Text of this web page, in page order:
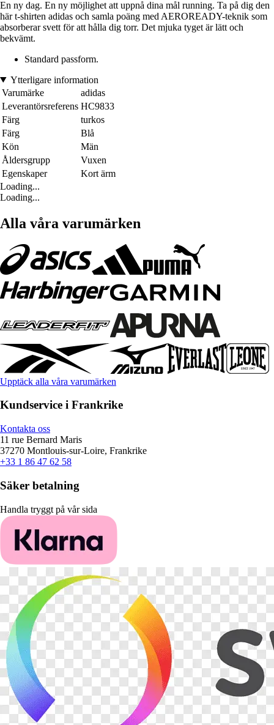
En ny dag. En ny möjlighet att uppnå dina mål running. Ta på dig den
här t-shirten adidas och samla poäng med AEROREADY-teknik som
absorberar svett för att hålla dig torr. Det mjuka tyget är lätt och
bekvämt.
Standard passform.
Ytterligare information
Varumärke
adidas
Leverantörsreferens HC9833
Färg
turkos
Färg
Blå
Kön
Män
Åldersgrupp
Vuxen
Egenskaper
Kort ärm
Loading...
Loading...
Alla våra varumärken
Upptäck alla våra varumärken
Kundservice i Frankrike
Kontakta oss
11 rue Bernard Maris
37270 Montlouis-sur-Loire, Frankrike
+33 1 86 47 62 58
Säker betalning
Handla tryggt på vår sida